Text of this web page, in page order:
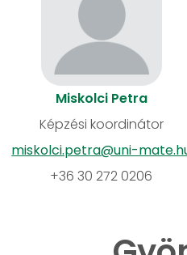
Miskolci Petra
Képzési koordinátor
miskolci.petra@uni-
+36 30 272 0206